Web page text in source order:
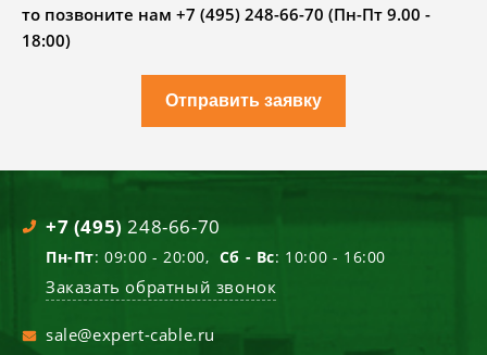
то позвоните нам +7 (495) 248-66-70 (Пн-Пт 9.00 -
18:00)
Отправить заявку
+7 (495) 248-66-70
Пн-Пт: 09:00 - 20:00, Сб - Вс: 10:00 - 16:00
Заказать обратный звонок
sale@expert-cable.ru